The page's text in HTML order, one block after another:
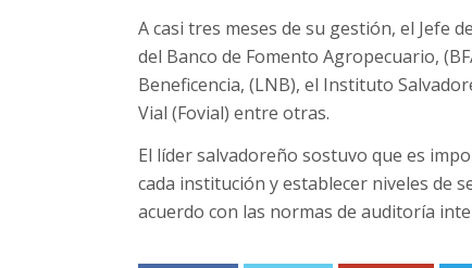
A casi tres meses de su gestión, el Jefe
del Banco de Fomento Agropecuario,
Beneficencia, (LNB), el Instituto
Vial (Fovial) entre otras.
El líder salvadoreño sostuvo que es
cada institución y establecer niveles de
acuerdo con las normas de auditoría